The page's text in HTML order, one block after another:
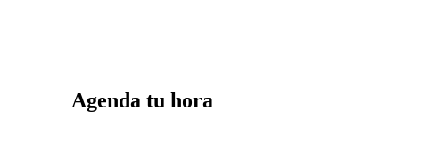
ser vulnerable y tocar temas que nunca antes me
había atrevido a abrir. Además, fuimos
Agenda tu hora